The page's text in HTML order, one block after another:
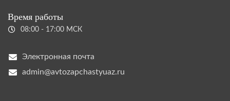
Время работы
08:00 - 17:00 МСК
Электронная почта
admin@avtozapchastyuaz.ru